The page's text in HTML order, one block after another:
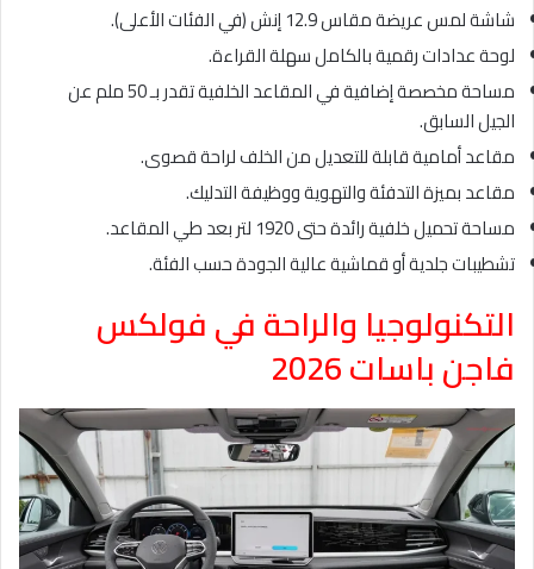
شاشة لمس عريضة مقاس 12.9 إنش (في الفئات الأعلى).
لوحة عدادات رقمية بالكامل سهلة القراءة.
مساحة مخصصة إضافية في المقاعد الخلفية تقدر بـ 50 ملم عن
الجيل السابق.
مقاعد أمامية قابلة للتعديل من الخلف لراحة قصوى.
مقاعد بميزة التدفئة والتهوية ووظيفة التدليك.
مساحة تحميل خلفية رائدة حتى 1920 لتر بعد طي المقاعد.
تشطيبات جلدية أو قماشية عالية الجودة حسب الفئة.
التكنولوجيا والراحة في فولكس
فاجن باسات 2026